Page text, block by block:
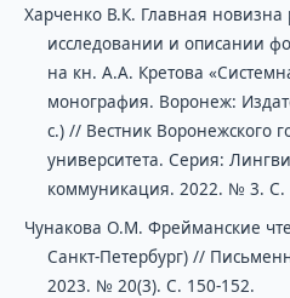
Харченко В.К. Главная новизна
исследовании и описании
на кн. А.А. Кретова
монография. Воронеж:
с.) // Вестник Воронежского
университета. Серия:
коммуникация. 2022. № 3. С.
Чунакова О.М. Фрейманские
Санкт-Петербург) //
2023. № 20(3). С. 150-152.